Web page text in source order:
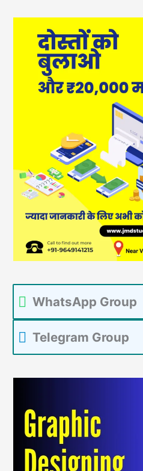
WhatsApp Group
Telegram Group